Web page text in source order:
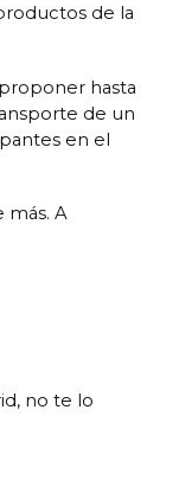
de la
hasta
de un
en el
más. A
no te lo